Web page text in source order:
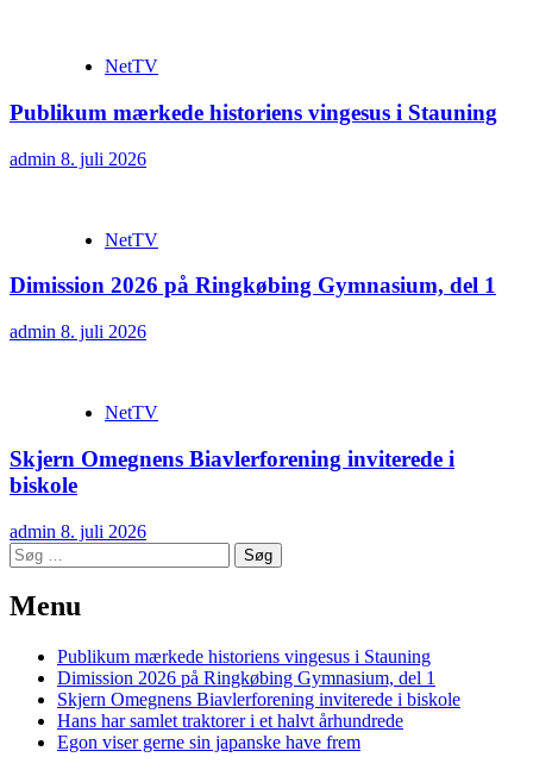
NetTV
Publikum mærkede historiens vingesus i Stauning
admin 8. juli 2026
NetTV
Dimission 2026 på Ringkøbing Gymnasium, del 1
admin 8. juli 2026
NetTV
Skjern Omegnens Biavlerforening inviterede i
biskole
admin 8. juli 2026
Søg
efter:
Menu
Publikum mærkede historiens vingesus i Stauning
Dimission 2026 på Ringkøbing Gymnasium, del 1
Skjern Omegnens Biavlerforening inviterede i biskole
Hans har samlet traktorer i et halvt århundrede
Egon viser gerne sin japanske have frem